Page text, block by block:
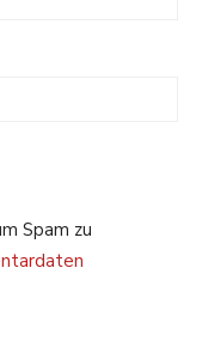
Spam zu